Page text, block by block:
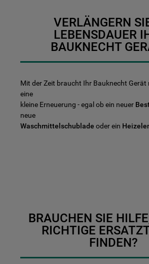
VERLÄNGERN
LEBENSDAUER
BAUKNECHT
Mit der Zeit braucht Ihr Bauknecht Gerät
eine
kleine Erneuerung - egal ob ein neuer
neue
Waschmittelschublade oder ein
BRAUCHEN SIE
RICHTIGE
FINDEN?